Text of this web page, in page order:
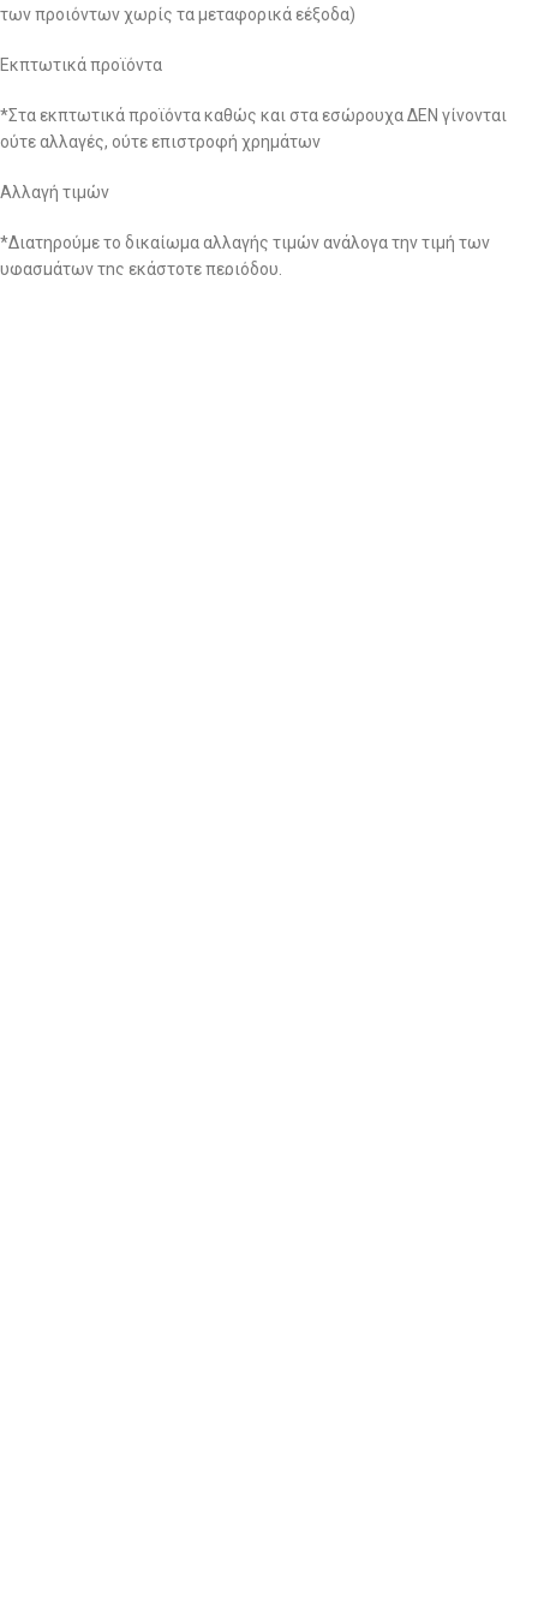
των προιόντων χωρίς τα μεταφορικά εέξοδα)
Εκπτωτικά προϊόντα
*Στα εκπτωτικά προϊόντα καθώς και στα εσώρουχα ΔΕΝ γίνονται
ούτε αλλαγές, ούτε επιστροφή χρημάτων
Αλλαγή τιμών
*Διατηρούμε το δικαίωμα αλλαγής τιμών ανάλογα την τιμή των
υφασμάτων της εκάστοτε περιόδου.